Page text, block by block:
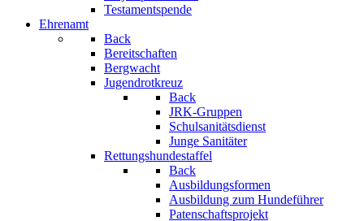
Testamentspende
Ehrenamt
Back
Bereitschaften
Bergwacht
Jugendrotkreuz
Back
JRK-Gruppen
Schulsanitätsdienst
Junge Sanitäter
Rettungshundestaffel
Back
Ausbildungsformen
Ausbildung zum Hundeführer
Patenschaftsprojekt